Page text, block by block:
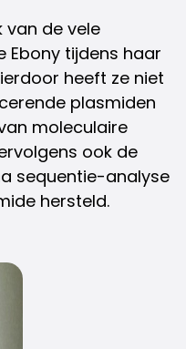
van de vele
Ebony tijdens haar
heeft ze niet
plasmiden
moleculaire
ook de
sequentie-analyse
hersteld.